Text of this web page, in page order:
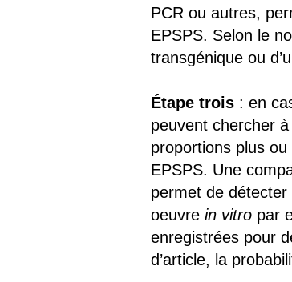
PCR ou autres,
EPSPS. Selon le
transgénique ou
Étape trois : en
peuvent chercher
proportions plus
EPSPS. Une
permet de
oeuvrein vitro par
enregistrées pour
d’article, la